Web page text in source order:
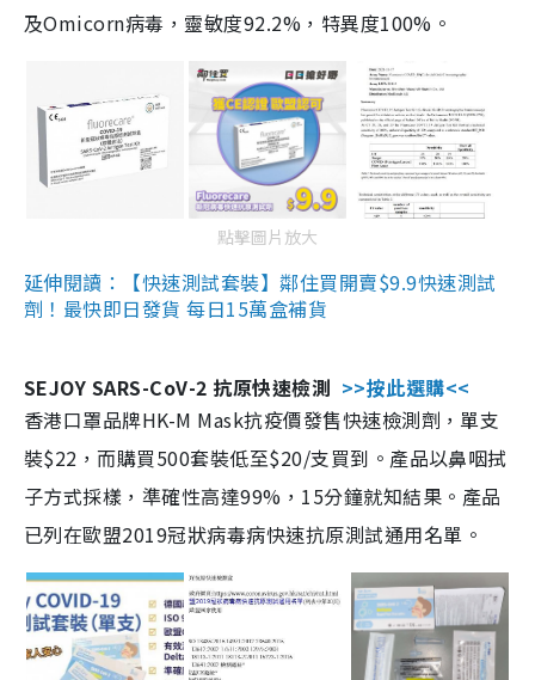
及Omicorn病毒，靈敏度92.2%，特異度100%。
點擊圖片放大
延伸閱讀：【快速測試套裝】鄰住買開賣$9.9快速測試
劑！最快即日發貨 每日15萬盒補貨
SEJOY SARS-CoV-2 抗原快速檢測 >>按此選購<<
香港口罩品牌HK-M Mask抗疫價發售快速檢測劑，單支
裝$22，而購買500套裝低至$20/支買到。產品以鼻咽拭
子方式採樣，準確性高達99%，15分鐘就知結果。產品
已列在歐盟2019冠狀病毒病快速抗原測試通用名單。